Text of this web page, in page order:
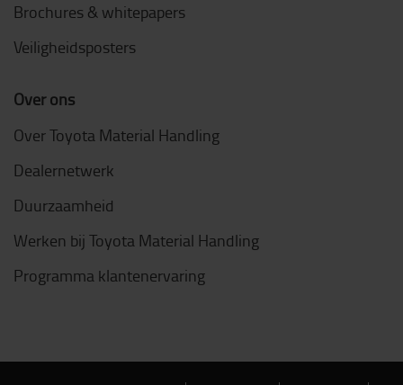
Brochures & whitepapers
Veiligheidsposters
Over ons
Over Toyota Material Handling
Dealernetwerk
Duurzaamheid
Werken bij Toyota Material Handling
Programma klantenervaring